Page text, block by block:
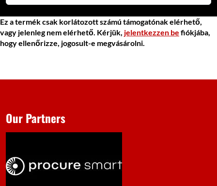
Ez a termék csak korlátozott számú támogatónak elérhető,
vagy jelenleg nem elérhető. Kérjük, jelentkezzen be fiókjába,
hogy ellenőrizze, jogosult-e megvásárolni.
Our Partners